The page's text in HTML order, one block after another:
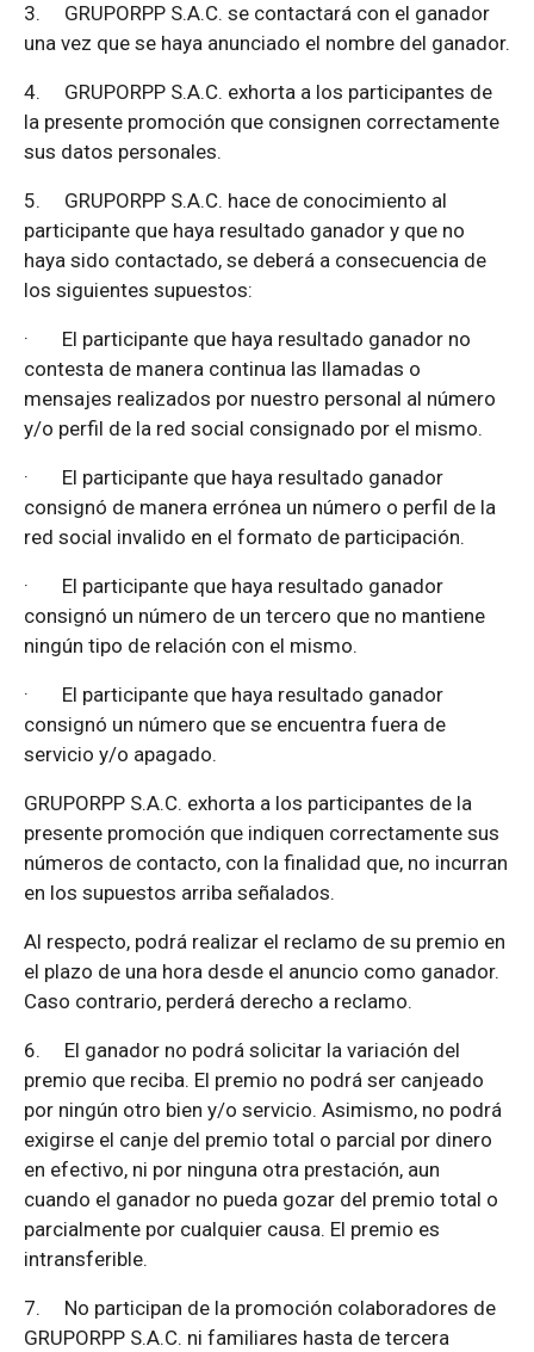
3. GRUPORPP S.A.C. se contactará con el ganador
una vez que se haya anunciado el nombre del ganador.
4. GRUPORPP S.A.C. exhorta a los participantes de
la presente promoción que consignen correctamente
sus datos personales.
5. GRUPORPP S.A.C. hace de conocimiento al
participante que haya resultado ganador y que no
haya sido contactado, se deberá a consecuencia de
los siguientes supuestos:
· El participante que haya resultado ganador no
contesta de manera continua las llamadas o
mensajes realizados por nuestro personal al número
y/o perfil de la red social consignado por el mismo.
· El participante que haya resultado ganador
consignó de manera errónea un número o perfil de la
red social invalido en el formato de participación.
· El participante que haya resultado ganador
consignó un número de un tercero que no mantiene
ningún tipo de relación con el mismo.
· El participante que haya resultado ganador
consignó un número que se encuentra fuera de
servicio y/o apagado.
GRUPORPP S.A.C. exhorta a los participantes de la
presente promoción que indiquen correctamente sus
números de contacto, con la finalidad que, no incurran
en los supuestos arriba señalados.
Al respecto, podrá realizar el reclamo de su premio en
el plazo de una hora desde el anuncio como ganador.
Caso contrario, perderá derecho a reclamo.
6. El ganador no podrá solicitar la variación del
premio que reciba. El premio no podrá ser canjeado
por ningún otro bien y/o servicio. Asimismo, no podrá
exigirse el canje del premio total o parcial por dinero
en efectivo, ni por ninguna otra prestación, aun
cuando el ganador no pueda gozar del premio total o
parcialmente por cualquier causa. El premio es
intransferible.
7. No participan de la promoción colaboradores de
GRUPORPP S.A.C. ni familiares hasta de tercera